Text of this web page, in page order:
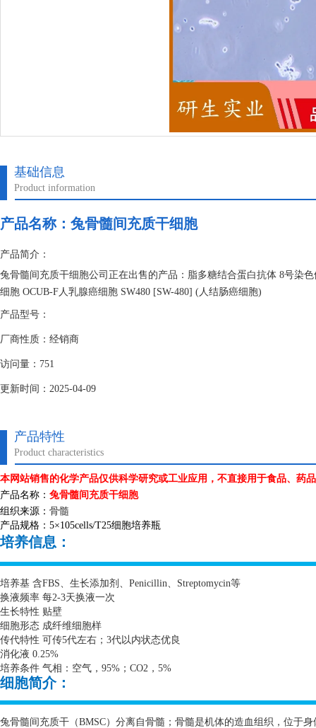
基础信息
Product information
产品名称： 兔骨髓间充质干细胞
产品简介：
兔骨髓间充质干细胞公司正在出售的产品：脂多糖结合蛋白抗体 8号染
细胞 OCUB-F人乳腺癌细胞 SW480 [SW-480] (人结肠癌细胞)
产品型号：
厂商性质：经销商
访问量：751
更新时间：2025-04-09
产品特性
Product characteristics
本网站销售的化学产品仅供科学研究或工业应用，不直接用于食品、药
产品名称： 兔骨髓间充质干细胞
组织来源： 骨髓
产品规格： 5×105cells/T25细胞培养瓶
培养信息：
培养基 含FBS、生长添加剂、 Penicillin、 Streptomycin等
换液频率 每2-3天换液一次
生长特性 贴壁
细胞形态 成纤维细胞样
传代特性 可传5代左右； 3代以内状态优良
消化液 0.25%
培养条件 气相：空气， 95% ； CO2 ， 5%
细胞简介：
兔骨髓间充质干（BMSC）分离自骨髓；骨髓是机体的造血组织，位于